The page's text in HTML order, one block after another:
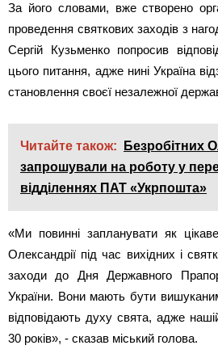
За його словами, вже створено
проведення святкових заходів з
Сергій Кузьменко попросив
цього питання, адже нині Україна
становлення своєї незалежної
Читайте також:
Безробітних
запрошували на роботу у
відділеннях ПАТ «Укрпошта»
«Ми повинні запланувати як
Олександрії під час вихідних і
заходи до Дня Державного
України. Вони мають бути
відповідають духу свята, адже
30 років», - сказав міський голова.